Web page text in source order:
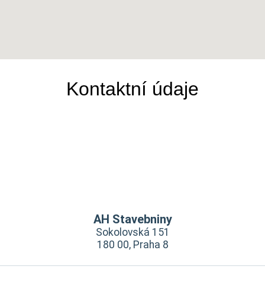
Kontaktní údaje
AH Stavebniny
Sokolovská 151
180 00, Praha 8